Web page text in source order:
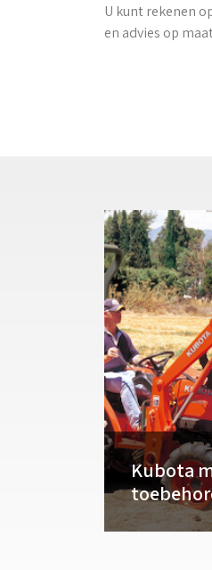
U kunt rekenen
Kubota